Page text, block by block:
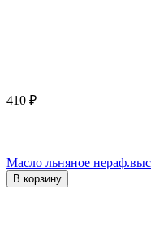
410 ₽
Масло льняное
В корзину